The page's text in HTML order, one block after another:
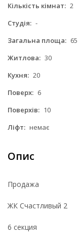
Кількість кімнат: 2
Студія: -
Загальна площа: 65
Житлова: 30
Кухня: 20
Поверх: 6
Поверхів: 10
Ліфт: немає
Опис
Продажа
ЖК Счастливый 2
6 секция